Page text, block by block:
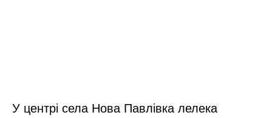
У центрі села Нова Павлівка лелека